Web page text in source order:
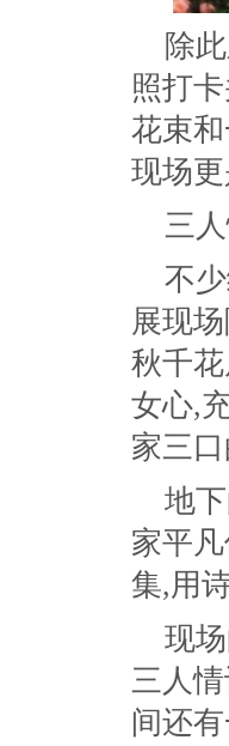
除
照打
花束
现场更
三
不
展现
秋千
女心,
家三
地
家平
集,用
现
三人
间还